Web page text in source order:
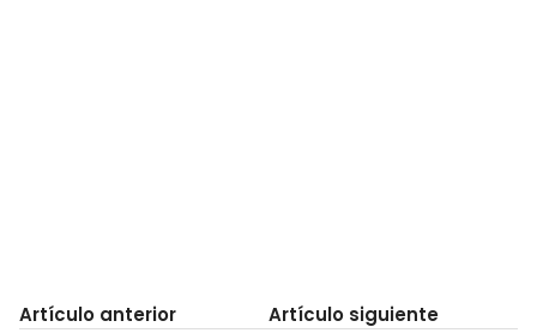
Artículo anterior Artículo siguiente